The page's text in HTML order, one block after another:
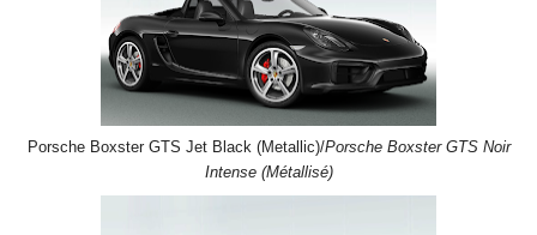
Porsche Boxster GTS Jet Black (Metallic)/Porsche Boxster GTS Noir
Intense (Métallisé)